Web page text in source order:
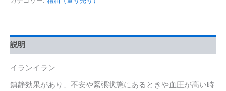
ｍ
ｌ
説明
イランイラン
鎮静効果があり、不安や緊張状態にあるときや血圧が高い時